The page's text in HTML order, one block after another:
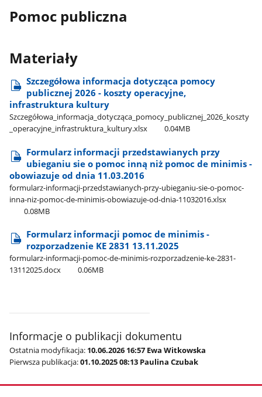
Pomoc publiczna
Materiały
Szczegółowa informacja dotycząca pomocy
publicznej 2026 - koszty operacyjne,
infrastruktura kultury
Szczegółowa​_informacja​_dotycząca​_pomocy​_publicznej​_2026​_koszty​
_operacyjne​_infrastruktura​_kultury.xlsx
0.04MB
Formularz informacji przedstawianych przy
ubieganiu sie o pomoc inną niż pomoc de minimis -
obowiazuje od dnia 11.03.2016
formularz-informacji-przedstawianych-przy-ubieganiu-sie-o-pomoc-
inna-niz-pomoc-de-minimis-obowiazuje-od-dnia-11032016.xlsx
0.08MB
Formularz informacji pomoc de minimis -
rozporzadzenie KE 2831 13.11.2025
formularz-informacji-pomoc-de-minimis-rozporzadzenie-ke-2831-
13112025.docx
0.06MB
Informacje o publikacji dokumentu
Ostatnia modyfikacja: 10.06.2026 16:57 Ewa Witkowska
Pierwsza publikacja:01.10.2025 08:13 Paulina Czubak